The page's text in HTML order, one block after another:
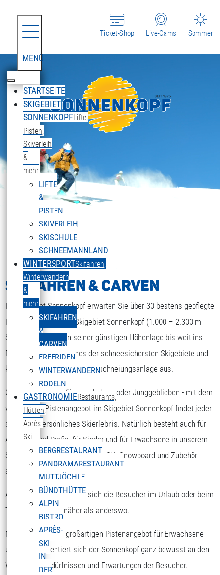
MENÜ
STARTSEITE
SKIGEBIET
SONNENKOPFLifte,
Pisten,
Skiverleih
&
mehr
LIFTE
&
PISTEN
SKIVERLEIH
SKISCHULE
SCHNEEMANNLAND
WINTERSPORTSkifahren,
Winterwandern
&
mehr
SKIFAHREN
&
CARVEN
FREERIDEN
WINTERWANDERN
RODELN
GASTRONOMIERestaurants,
Hütten,
Après-
Ski
BERGRESTAURANT
PANORAMARESTAURANT
MUTTJÖCHLE
BÜNDTHÜTTE
ALPIN
BISTRO
APRÈS-
SKI
IN
DER
Sommer
Live-Cams
Ticket-Shop
SKIFAHREN & CARVEN
Im Skigebiet Sonnenkopf erwarten Sie über 30 bestens gepflegte
Pistenkilometer. Das Skigebiet Sonnenkopf (1.000 – 2.300 m
Seehöhe) gilt wegen seiner günstigen Höhenlage bis weit ins
Frühjahr hinein, als eines der schneesichersten Skigebiete und
kommt nach wie vor ohne Beschneiungsanlage aus.
Ob Anfänger oder Könner, ob Jung oder Junggeblieben - mit dem
vielseitigen Pistenangebot im Skigebiet Sonnenkopf findet jeder
sein ganz persönliches Skierlebnis. Natürlich besteht auch für
Anfänger und Profis, für Kinder und für Erwachsene in unserem
Skigebiet die Möglichkeit, sich Ski, Snowboard und Zubehör
auszuborgen.
Am Sonnenkopf kommen sich die Besucher im Urlaub oder beim
Tagesausflug viel näher als anderswo.
Nicht nur mit dem großartigen Pistenangebot für Erwachsene
und Kinder orientiert sich der Sonnenkopf ganz bewusst an den
Wünschen, Bedürfnissen und Erwartungen der Besucher.
Sprache auswählen
ENGLISH